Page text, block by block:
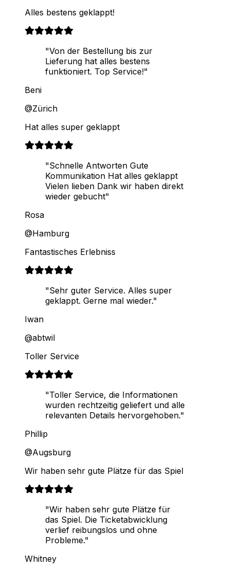
Alles bestens geklappt!
"Von der Bestellung bis zur
Lieferung hat alles bestens
funktioniert. Top Service!"
Beni
@Zürich
Hat alles super geklappt
"Schnelle Antworten Gute
Kommunikation Hat alles geklappt
Vielen lieben Dank wir haben direkt
wieder gebucht"
Rosa
@Hamburg
Fantastisches Erlebniss
"Sehr guter Service. Alles super
geklappt. Gerne mal wieder."
Iwan
@abtwil
Toller Service
"Toller Service, die Informationen
wurden rechtzeitig geliefert und alle
relevanten Details hervorgehoben."
Phillip
@Augsburg
Wir haben sehr gute Plätze für das Spiel
"Wir haben sehr gute Plätze für
das Spiel. Die Ticketabwicklung
verlief reibungslos und ohne
Probleme."
Whitney